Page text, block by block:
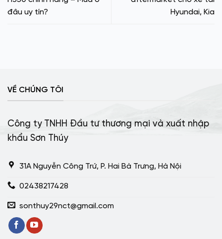
đâu uy tín?
Hyundai, Kia
VỀ CHÚNG TÔI
Công ty TNHH Đầu tư thương mại và xuất nhập
khẩu Sơn Thúy
31A Nguyễn Công Trứ, P. Hai Bà Trưng, Hà Nội
02438217428
sonthuy29nct@gmail.com